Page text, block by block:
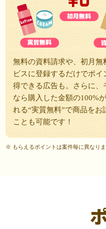
無料の資料請求や、初月無
ビスに登録するだけでポイ
得できる広告も。さらに、
なら購入した金額の100%
れる“実質無料”で商品をお
ことも可能です！
※ もらえるポイントは案件毎に異なり